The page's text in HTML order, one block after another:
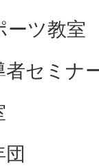
ーツ教室
者セミナ
団